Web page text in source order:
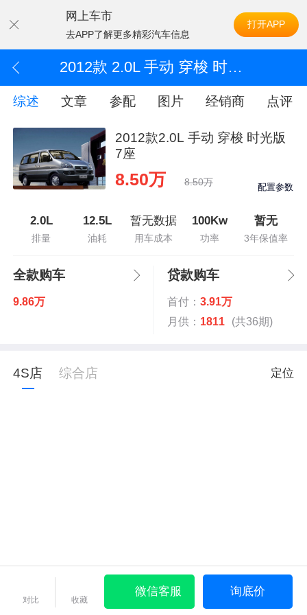
网上车市
去APP了解更多精彩汽车信息
打开APP
2012款 2.0L 手动 穿梭 时光版 7座
综述 文章 参配 图片 经销商 点评
2012款2.0L 手动 穿梭 时光版
7座
8.50万 8.50万 配置参数
2.0L
排量
12.5L
油耗
暂无数据
用车成本
100Kw
功率
暂无
3年保值率
全款购车
9.86万
贷款购车
首付： 3.91万
月供： 1811 (共36期)
4S店 综合店 定位
对比 收藏
微信客服 询底价